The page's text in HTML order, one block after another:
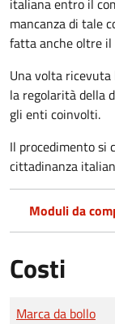
mancanza di tale
fatta anche oltre il
Una volta
la regolarità della
gli enti coinvolti.
Il procedimento si
cittadinanza
Moduli da
Costi
Tipo di pagamento
Importo
Marca da bollo